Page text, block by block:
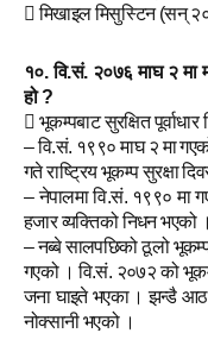
 मिखाइल मिसुस्टिन (सन्
१०. वि.सं. २०७६ माघ २ मा
हो ?
 भूकम्पबाट सुरक्षित
– वि.सं. १९९० माघ २ मा
गते राष्ट्रिय भूकम्प सुरक्षा
– नेपालमा वि.सं. १९९० मा
हजार व्यक्तिको निधन भएको ।
– नब्बे सालपछिको ठूलो
गएको । वि.सं. २०७२ को
जना घाइते भएका । झन्डै आठ
नोक्सानी भएको ।